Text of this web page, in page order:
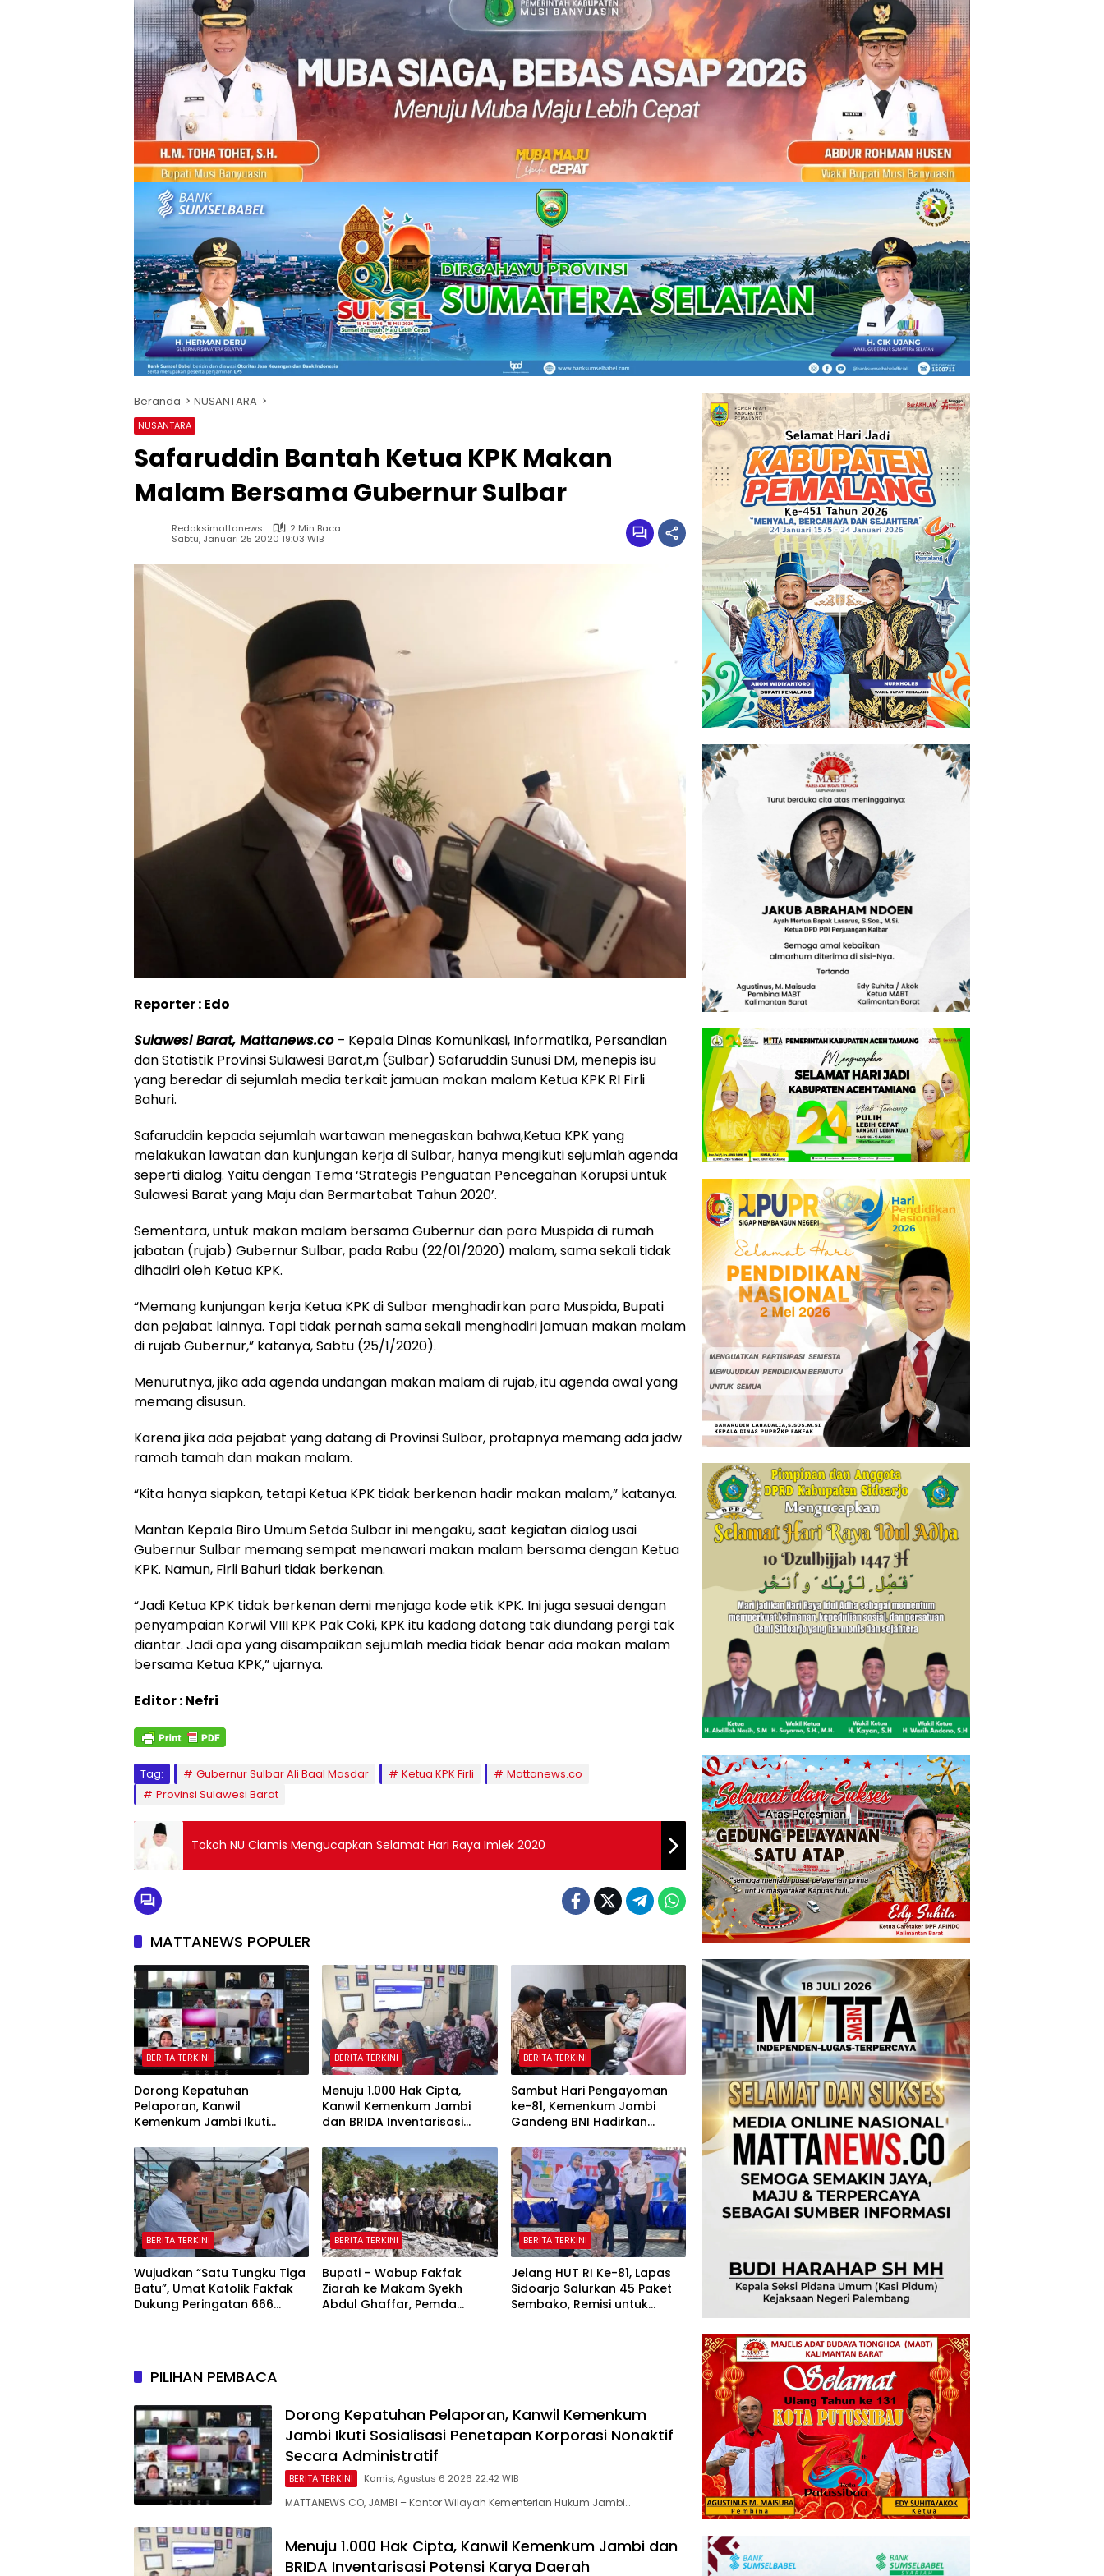
Beranda NUSANTARA
NUSANTARA
Safaruddin Bantah Ketua KPK Makan
Malam Bersama Gubernur Sulbar
Redaksimattanews
2 Min Baca
Sabtu, Januari 25 2020 19:03 WIB
Reporter : Edo
Sulawesi Barat, Mattanews.co– Kepala Dinas Komunikasi, Informatika, Persandian
dan Statistik Provinsi Sulawesi Barat,m (Sulbar) Safaruddin Sunusi DM, menepis isu
yang beredar di sejumlah media terkait jamuan makan malam Ketua KPK RI Firli
Bahuri.
Safaruddin kepada sejumlah wartawan menegaskan bahwa,Ketua KPK yang
melakukan lawatan dan kunjungan kerja di Sulbar, hanya mengikuti sejumlah agenda
seperti dialog. Yaitu dengan Tema ‘Strategis Penguatan Pencegahan Korupsi untuk
Sulawesi Barat yang Maju dan Bermartabat Tahun 2020’.
Sementara, untuk makan malam bersama Gubernur dan para Muspida di rumah
jabatan (rujab) Gubernur Sulbar, pada Rabu (22/01/2020) malam, sama sekali tidak
dihadiri oleh Ketua KPK.
“Memang kunjungan kerja Ketua KPK di Sulbar menghadirkan para Muspida, Bupati
dan pejabat lainnya. Tapi tidak pernah sama sekali menghadiri jamuan makan malam
di rujab Gubernur,” katanya, Sabtu (25/1/2020).
Menurutnya, jika ada agenda undangan makan malam di rujab, itu agenda awal yang
memang disusun.
Karena jika ada pejabat yang datang di Provinsi Sulbar, protapnya memang ada jadw
ramah tamah dan makan malam.
“Kita hanya siapkan, tetapi Ketua KPK tidak berkenan hadir makan malam,” katanya.
Mantan Kepala Biro Umum Setda Sulbar ini mengaku, saat kegiatan dialog usai
Gubernur Sulbar memang sempat menawari makan malam bersama dengan Ketua
KPK. Namun, Firli Bahuri tidak berkenan.
“Jadi Ketua KPK tidak berkenan demi menjaga kode etik KPK. Ini juga sesuai dengan
penyampaian Korwil VIII KPK Pak Coki, KPK itu kadang datang tak diundang pergi tak
diantar. Jadi apa yang disampaikan sejumlah media tidak benar ada makan malam
bersama Ketua KPK,” ujarnya.
Editor : Nefri
Tag: Gubernur Sulbar Ali Baal Masdar Ketua KPK Firli
Mattanews.co
Provinsi Sulawesi Barat
Tokoh NU Ciamis Mengucapkan Selamat Hari Raya Imlek 2020
MATTANEWS POPULER
BERITA TERKINI
Dorong Kepatuhan
Pelaporan, Kanwil
Kemenkum Jambi Ikuti
Korporasi Nonaktif Secara
Administratif
BERITA TERKINI
Menuju 1.000 Hak Cipta,
Kanwil Kemenkum Jambi
dan BRIDA Inventarisasi
BERITA TERKINI
Sambut Hari Pengayoman
ke-81, Kemenkum Jambi
Gandeng BNI Hadirkan
Cipta Gratis
BERITA TERKINI
Wujudkan “Satu Tungku Tiga
Batu”, Umat Katolik Fakfak
Dukung Peringatan 666
BERITA TERKINI
Bupati – Wabup Fakfak
Ziarah ke Makam Syekh
Abdul Ghaffar, Pemda
BERITA TERKINI
Jelang HUT RI Ke-81, Lapas
Sidoarjo Salurkan 45 Paket
Sembako, Remisi untuk
PILIHAN PEMBACA
Dorong Kepatuhan Pelaporan, Kanwil Kemenkum
Jambi Ikuti Sosialisasi Penetapan Korporasi Nonaktif
Secara Administratif
BERITA TERKINI Kamis, Agustus 6 2026 22:42 WIB
MATTANEWS.CO, JAMBI – Kantor Wilayah Kementerian Hukum Jambi…
Menuju 1.000 Hak Cipta, Kanwil Kemenkum Jambi dan
BRIDA Inventarisasi Potensi Karya Daerah